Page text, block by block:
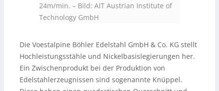
24m/min. – Bild: AIT Austrian Institute of
Technology GmbH
Die Voestalpine Böhler Edelstahl GmbH & Co. KG stellt
Hochleistungsstähle und Nickelbasislegierungen her.
Ein Zwischenprodukt bei der Produktion von
Edelstahlerzeugnissen sind sogenannte Knüppel.